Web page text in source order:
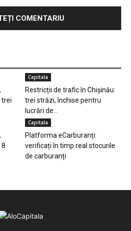
trei
Capitala
Restricții de trafic în Chișinău:
trei străzi, închise pentru
lucrări de...
Capitala
Platforma eCarburanți:
verificați în timp real stocurile
de carburanți